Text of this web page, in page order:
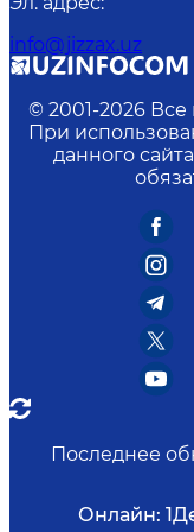
info@jizzax.uz
© 2001-2026 Все
При
данного
Последнее
Онлайн: 1